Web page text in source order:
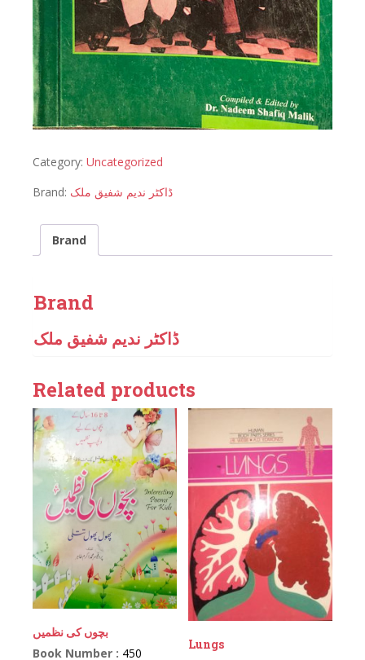
Category: Uncategorized
Brand: ڈاکٹر ندیم شفیق ملک
Brand
Brand
ڈاکٹر ندیم شفیق ملک
Related products
بچوں کی نظمیں
Book Number : 450
Lungs